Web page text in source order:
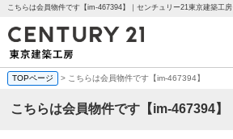
こちらは会員物件です【im-467394】｜センチュリー21東京建築工房
TOPページ > こちらは会員物件です【im-467394】
こちらは会員物件です【im-467394】